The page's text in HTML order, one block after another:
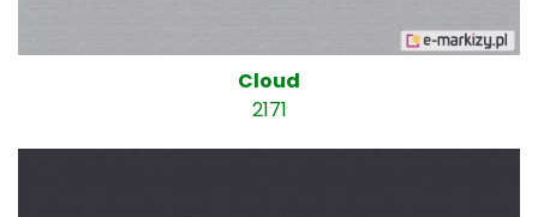
Cloud
2171